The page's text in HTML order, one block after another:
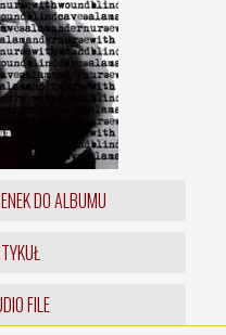
DO ALBUMU
FILE